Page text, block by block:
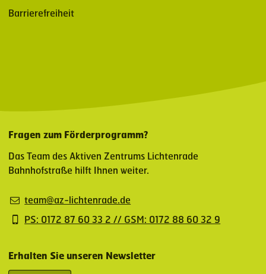
Barrierefreiheit
Fragen zum Förderprogramm?
Das Team des Aktiven Zentrums Lichtenrade
Bahnhofstraße hilft Ihnen weiter.
team@az-lichtenrade.de
PS: 0172 87 60 33 2 // GSM: 0172 88 60 32 9
Erhalten Sie unseren Newsletter